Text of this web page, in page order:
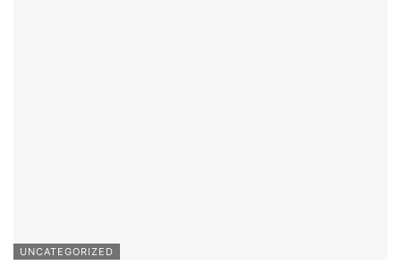
UNCATEGORIZED